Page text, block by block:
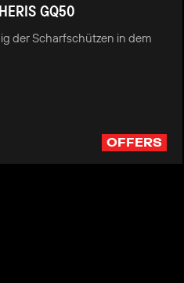
GQ50
der Scharfschützen in dem
OFFERS